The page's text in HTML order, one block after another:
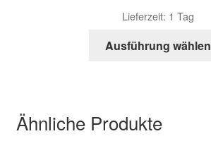
Lieferzeit: 1 Tag
Ausführung wählen
Ähnliche Produkte